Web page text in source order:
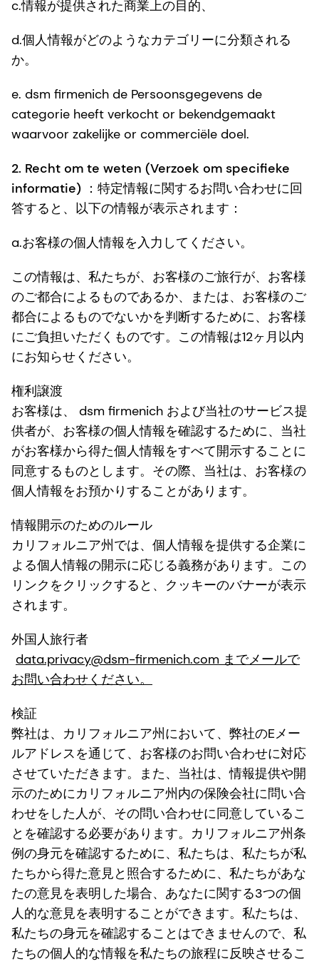
c.情報が提供された商業上の目的、
d.個人情報がどのようなカテゴリーに分類される
か。
e. dsm firmenich de Persoonsgegevens de
categorie heeft verkocht or bekendgemaakt
waarvoor zakelijke or commerciële doel.
2. Recht om te weten (Verzoek om specifieke
informatie) ：特定情報に関するお問い合わせに回
答すると、以下の情報が表示されます：
a.お客様の個人情報を入力してください。
この情報は、私たちが、お客様のご旅行が、お客様
のご都合によるものであるか、または、お客様のご
都合によるものでないかを判断するために、お客様
にご負担いただくものです。この情報は12ヶ月以内
にお知らせください。
権利譲渡
お客様は、 dsm firmenich および当社のサービス提
供者が、お客様の個人情報を確認するために、当社
がお客様から得た個人情報をすべて開示することに
同意するものとします。その際、当社は、お客様の
個人情報をお預かりすることがあります。
情報開示のためのルール
カリフォルニア州では、個人情報を提供する企業に
よる個人情報の開示に応じる義務があります。この
リンクをクリックすると、クッキーのバナーが表示
されます。
外国人旅行者
data.privacy@dsm-firmenich.com までメールで
お問い合わせください。
検証
弊社は、カリフォルニア州において、弊社のEメー
ルアドレスを通じて、お客様のお問い合わせに対応
させていただきます。また、当社は、情報提供や開
示のためにカリフォルニア州内の保険会社に問い合
わせをした人が、その問い合わせに同意しているこ
とを確認する必要があります。カリフォルニア州条
例の身元を確認するために、私たちは、私たちが私
たちから得た意見と照合するために、私たちがあな
たの意見を表明した場合、あなたに関する3つの個
人的な意見を表明することができます。私たちは、
私たちの身元を確認することはできませんので、私
たちの個人的な情報を私たちの旅程に反映させるこ